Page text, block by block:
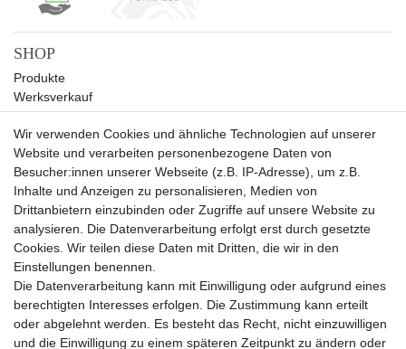
SHOP
Produkte
Werksverkauf
Sale
UNTERNEHMEN
Über uns
Kontakt
SERVICE
Versand
Zahlung
Hilfe
RECHTLICHES
Widerrufsrecht
Wir verwenden Cookies und ähnliche Technologien auf unserer
Website und verarbeiten personenbezogene Daten von
Besucher:innen unserer Webseite (z.B. IP-Adresse), um z.B.
Inhalte und Anzeigen zu personalisieren, Medien von
Drittanbietern einzubinden oder Zugriffe auf unsere Website zu
analysieren. Die Datenverarbeitung erfolgt erst durch gesetzte
Cookies. Wir teilen diese Daten mit Dritten, die wir in den
Einstellungen benennen.
Die Datenverarbeitung kann mit Einwilligung oder aufgrund eines
berechtigten Interesses erfolgen. Die Zustimmung kann erteilt
oder abgelehnt werden. Es besteht das Recht, nicht einzuwilligen
und die Einwilligung zu einem späteren Zeitpunkt zu ändern oder